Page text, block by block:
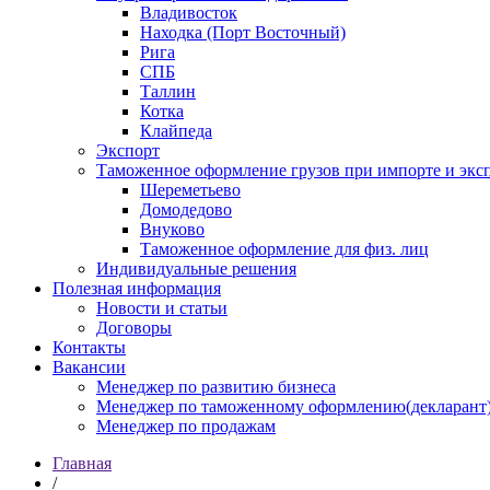
Владивосток
Находка (Порт Восточный)
Рига
СПБ
Таллин
Котка
Клайпеда
Экспорт
Таможенное оформление грузов при импорте и
Шереметьево
Домодедово
Внуково
Таможенное оформление для физ. лиц
Индивидуальные решения
Полезная информация
Новости и статьи
Договоры
Контакты
Вакансии
Менеджер по развитию бизнеса
Менеджер по таможенному
Менеджер по продажам
Главная
/